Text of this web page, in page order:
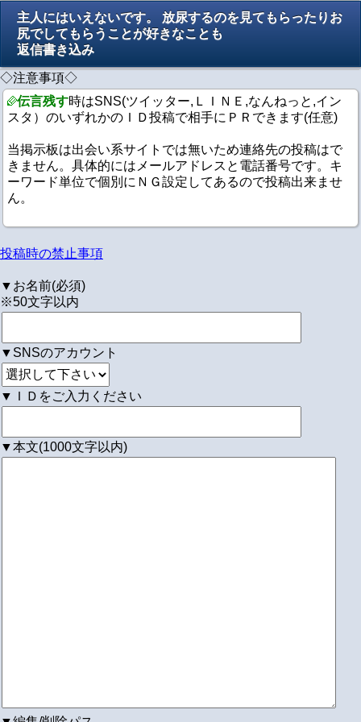
主人にはいえないです。 放尿するのを見てもらったりお
尻でしてもらうことが好きなことも
返信書き込み
◇注意事項◇
伝言残す時はSNS(ツイッター,ＬＩＮＥ,なんねっと,イン
スタ）のいずれかのＩＤ投稿で相手にＰＲできます(任意)
当掲示板は出会い系サイトでは無いため連絡先の投稿はで
きません。具体的にはメールアドレスと電話番号です。キ
ーワード単位で個別にＮＧ設定してあるので投稿出来ませ
ん。
投稿時の禁止事項
▼お名前(必須)
※50文字以内
▼SNSのアカウント
▼ＩＤをご入力ください
▼本文(1000文字以内)